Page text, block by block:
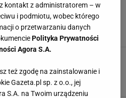
kartek i demolka w "Świętej
nowych mistrzów Polski
31 MAJA 2026, 14:55
Wojny" o złoto
24 MAJA 2026, 14:36
kontakt z administratorem – w
i podmiotu, wobec którego
o przetwarzaniu danych
Polityka Prywatności
Agora S.A.
też zgodę na zainstalowanie i
Gazeta.pl sp. z o.o., jej
S.A. na Twoim urządzeniu